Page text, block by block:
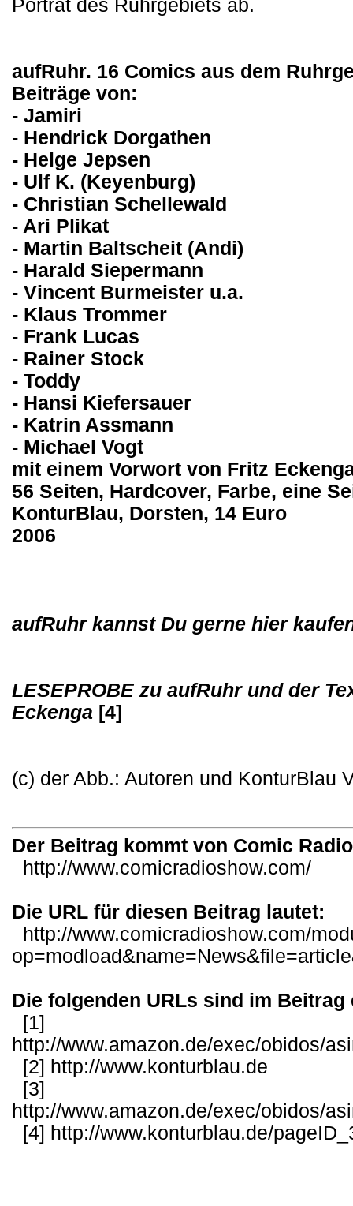
Porträt des Ruhrgebiets ab.
aufRuhr. 16 Comics aus dem
Beiträge von:
- Jamiri
- Hendrick Dorgathen
- Helge Jepsen
- Ulf K. (Keyenburg)
- Christian Schellewald
- Ari Plikat
- Martin Baltscheit (Andi)
- Harald Siepermann
- Vincent Burmeister u.a.
- Klaus Trommer
- Frank Lucas
- Rainer Stock
- Toddy
- Hansi Kiefersauer
- Katrin Assmann
- Michael Vogt
mit einem Vorwort von Fritz
56 Seiten, Hardcover, Farbe, eine
KonturBlau, Dorsten, 14 Euro
2006
aufRuhr kannst Du gerne hier
LESEPROBE zu aufRuhr und der
Eckenga [4]
(c) der Abb.: Autoren und KonturBlau
Der Beitrag kommt von Comic
http://www.comicradioshow.com/
Die URL für diesen Beitrag lautet:
http://www.comicradioshow.com/
Die folgenden URLs sind im Beitrag
[1]
http://www.amazon.de/exec/obidos/
[2] http://www.konturblau.de
[3]
http://www.amazon.de/exec/obidos/
[4] http://www.konturblau.de/